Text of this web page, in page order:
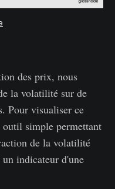
des prix, nous
la volatilité sur de
Pour visualiser ce
outil simple permettant
de la volatilité
indicateur d'une